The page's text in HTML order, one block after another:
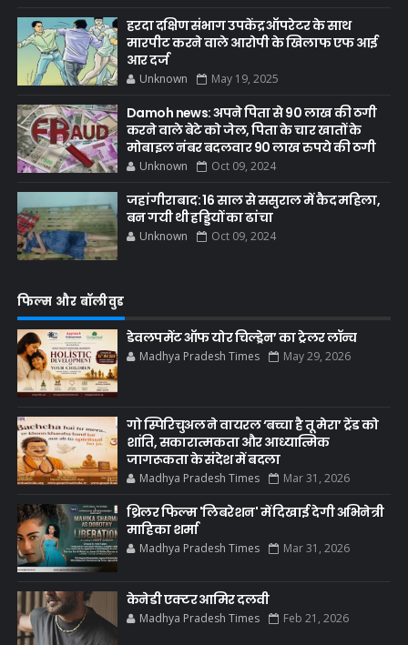
हरदा दक्षिण संभाग उपकेंद्र ऑपरेटर के साथ
मारपीट करने वाले आरोपी के खिलाफ एफ आई
आर दर्ज
Unknown May 19, 2025
Damoh news: अपने पिता से 90 लाख की ठगी
करने वाले बेटे को जेल, पिता के चार खातों के
मोबाइल नंबर बदलवार 90 लाख रुपये की ठगी
Unknown Oct 09, 2024
जहांगीराबाद: 16 साल से ससुराल में कैद महिला,
बन गयी थी हड्डियों का ढांचा
Unknown Oct 09, 2024
फिल्म और बॉलीवुड
डेवलपमेंट ऑफ योर चिल्ड्रेन’ का ट्रेलर लॉन्च
Madhya Pradesh Times May 29, 2026
गो स्पिरिचुअल ने वायरल ‘बच्चा है तू मेरा’ ट्रेंड को
शांति, सकारात्मकता और आध्यात्मिक
जागरूकता के संदेश में बदला
Madhya Pradesh Times Mar 31, 2026
थ्रिलर फिल्म 'लिबरेशन' में दिखाई देगी अभिनेत्री
माहिका शर्मा
Madhya Pradesh Times Mar 31, 2026
केनेडी एक्टर आमिर दलवी
Madhya Pradesh Times Feb 21, 2026